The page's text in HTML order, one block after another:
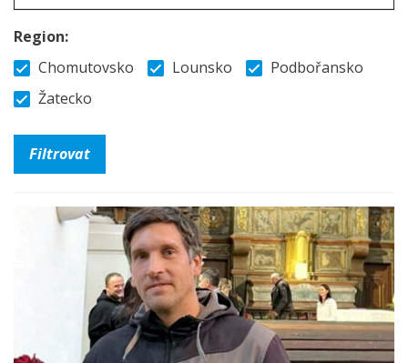
Region:
Chomutovsko
Lounsko
Podbořansko
Žatecko